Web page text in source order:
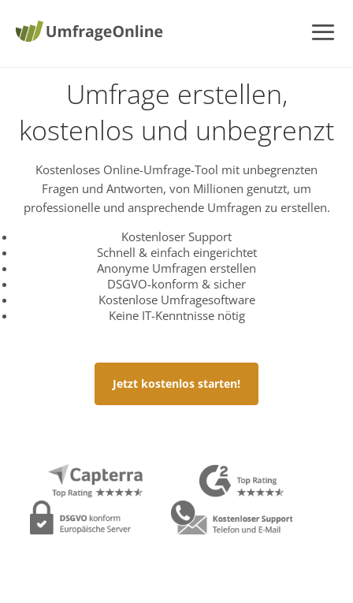
Umfrage erstellen,
kostenlos und unbegrenzt
Kostenloses Online-Umfrage-Tool mit unbegrenzten
Fragen und Antworten, von Millionen genutzt, um
professionelle und ansprechende Umfragen zu erstellen.
Kostenloser Support
Schnell & einfach eingerichtet
Anonyme Umfragen erstellen
DSGVO-konform & sicher
Kostenlose Umfragesoftware
Keine IT-Kenntnisse nötig
Jetzt kostenlos starten!